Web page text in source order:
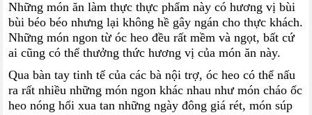
Những món ăn làm thực thực phẩm này có hương vị bùi
bùi béo béo nhưng lại không hề gây ngán cho thực khách.
Những món ngon từ óc heo đều rất mềm và ngọt, bất cứ
ai cũng có thể thưởng thức hương vị của món ăn này.
Qua bàn tay tinh tế của các bà nội trợ, óc heo có thể nấu
ra rất nhiều những món ngon khác nhau như món cháo ốc
heo nóng hổi xua tan những ngày đông giá rét, món súp